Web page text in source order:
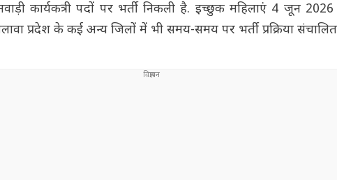
कार्यकत्री पदों पर भर्ती निकली है. इच्छुक महिलाएं 4 जून
प्रदेश के कई अन्य जिलों में भी समय-समय पर भर्ती प्रक्रिया संचालित